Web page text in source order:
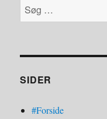
Søg
efter:
SIDER
#Forside